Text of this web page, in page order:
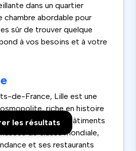
les résultats
dans un quartier
chambre abordable pour
sûr de trouver quelque
à vos besoins et à votre
de-France, Lille est une
riche en histoire
ses magnifiques bâtiments
de classe mondiale,
et ses restaurants